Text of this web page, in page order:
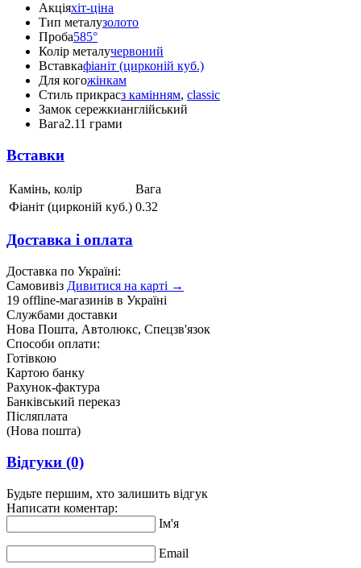
Акціяхіт-ціна
Тип металузолото
Проба585°
Колір металучервоний
Вставкафіаніт (цирконій куб.)
Для когожінкам
Стиль прикрасз камінням, classic
Замок сережкианглійський
Вага2.11 грами
Вставки
Камінь, колір
Вага
Фіаніт (цирконій куб.) 0.32
Доставка і оплата
Доставка по Україні:
Самовивіз Дивитися на карті →
19 offline-магазинів в Україні
Службами доставки
Нова Пошта, Автолюкс, Спецзв'язок
Способи оплати:
Готівкою
Картою банку
Рахунок-фактура
Банківський переказ
Післяплата
(Нова пошта)
Відгуки (0)
Будьте першим, хто залишить відгук
Написати коментар:
Ім'я
Email